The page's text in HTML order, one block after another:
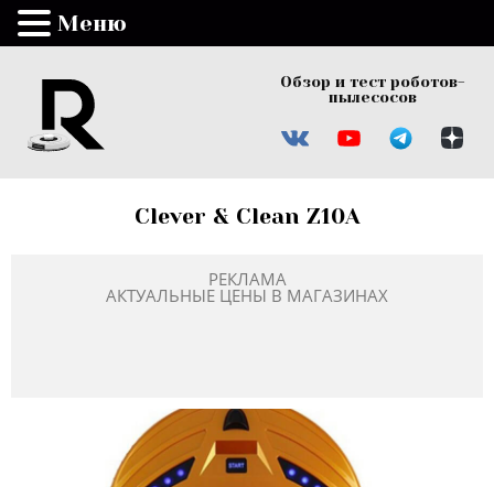
Обзор и тест роботов-
пылесосов
Clever & Clean Z10A
РЕКЛАМА
АКТУАЛЬНЫЕ ЦЕНЫ В МАГАЗИНАХ
Меню